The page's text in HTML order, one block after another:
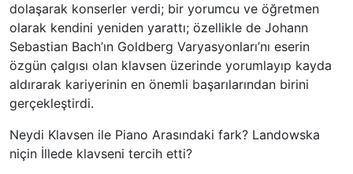
dolaşarak konserler verdi; bir yorumcu ve öğretmen
olarak kendini yeniden yarattı; özellikle de Johann
Sebastian Bach’ın Goldberg Varyasyonları’nı eserin
özgün çalgısı olan klavsen üzerinde yorumlayıp kayda
aldırarak kariyerinin en önemli başarılarından birini
gerçekleştirdi.
Neydi Klavsen ile Piano Arasındaki fark? Landowska
niçin İllede klavseni tercih etti?